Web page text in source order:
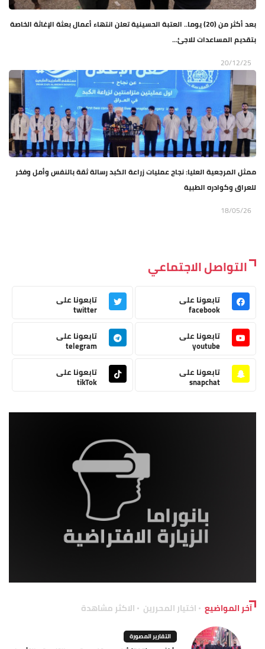
بعد أكثر من (20) يوما.. العتبة الحسينية تعلن انتهاء أعمال بعثة الإغاثة الخاصة
بتقديم المساعدات للاجئ...
20/12/25
ممثل المرجعية العليا: نجاح عمليات زراعة الكبد رسالة ثقة بالنفس وأمل وفخر
للعراق وكوادره الطبية
18/05/26
التواصل الاجتماعي
تابعونا على
facebook
تابعونا على
twitter
تابعونا على
youtube
تابعونا على
telegram
تابعونا على
snapchat
تابعونا على
tikTok
آخر المواضيع اختيار المحررين الاكثر مشاهدة
التقارير المصورة